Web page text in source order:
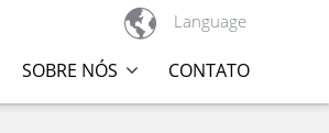
 Language
SOBRE NÓS CONTATO